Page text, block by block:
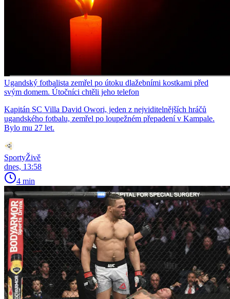
Ugandský fotbalista zemřel po útoku dlažebními kostkami před
svým domem. Útočníci chtěli jeho telefon
Kapitán SC Villa David Owori, jeden z nejviditelnějších hráčů
ugandského fotbalu, zemřel po loupežném přepadení v Kampale.
Bylo mu 27 let.
SportyŽivě
dnes, 13:58
4 min